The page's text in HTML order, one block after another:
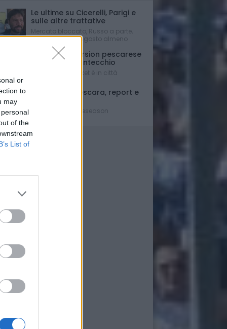
or
to
may
of the
List of
Le ultime su Cicerelli, Parigi e
sulle altre trattative
Mercato bloccato, Russo a parte,
fino a dopo Ferragosto almeno
Una full immersion pescarese
per Simone Fontecchio
La stella del basket è in città
Giulianova-Pescara, report e
Penultimo test preseason